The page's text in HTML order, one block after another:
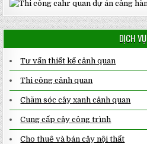
DỊCH VỤ
Tư vấn thiết kế cảnh quan
Thi công cảnh quan
Chăm sóc cây xanh cảnh quan
Cung cấp cây công trình
Cho thuê và bán cây nội thất